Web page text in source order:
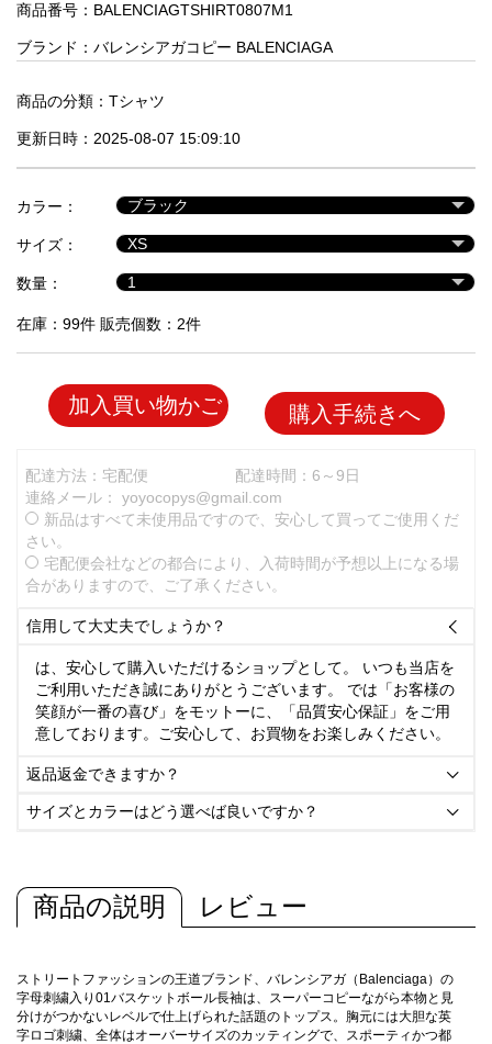
人
気
商
セ
ル
品
商品番号：BALENCIAGTSHIRT0807M1
ブランド： バレンシアガコピー BALENCIAGA
商品の分類： Tシャツ
更新日時：2025-08-07 15:09:10
カラー：
サイズ：
数量：
在庫：99件 販売個数：2件
加入買い物かご 購入手続きへ
配達方法：宅配便
配達時間：6～9日
連絡メール： yoyocopys@gmail.com
新品はすべて未使用品ですので、安心して買ってご使用くだ
さい。
宅配便会社などの都合により、入荷時間が予想以上になる場
合がありますので、ご了承ください。
信用して大丈夫でしょうか？ 
は、安心して購入いただけるショップとして。 いつも当店を
ご利用いただき誠にありがとうございます。 では「お客様の
笑顔が一番の喜び」をモットーに、「品質安心保証」をご用
意しております。ご安心して、お買物をお楽しみください。
返品返金できますか？ 
サイズとカラーはどう選べば良いですか？ 
商品の説明 レビュー
ストリートファッションの王道ブランド、バレンシアガ（Balenciaga）の
字母刺繍入り01バスケットボール長袖は、スーパーコピーながら本物と見
分けがつかないレベルで仕上げられた話題のトップス。胸元には大胆な英
字ロゴ刺繍、全体はオーバーサイズのカッティングで、スポーティかつ都